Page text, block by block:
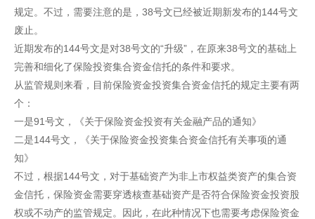
规定。不过，需要注意的是，38号文已经被近期新发布的144号文
废止。
近期发布的144号文是对38号文的“升级”，在原来38号文的基础上
完善和细化了保险投资集合资金信托的条件和要求。
从监管规则来看，目前保险资金投资集合资金信托的规定主要有两
个：
一是91号文，《关于保险资金投资有关金融产品的通知》
二是144号文，《关于保险资金投资集合资金信托有关事项的通
知》
不过，根据144号文，对于基础资产为非上市权益类资产的集合资
金信托，保险资金需要穿透核查基础资产是否符合保险资金投资股
权或不动产的监管规定。因此，在此种情况下也需要考虑保险资金